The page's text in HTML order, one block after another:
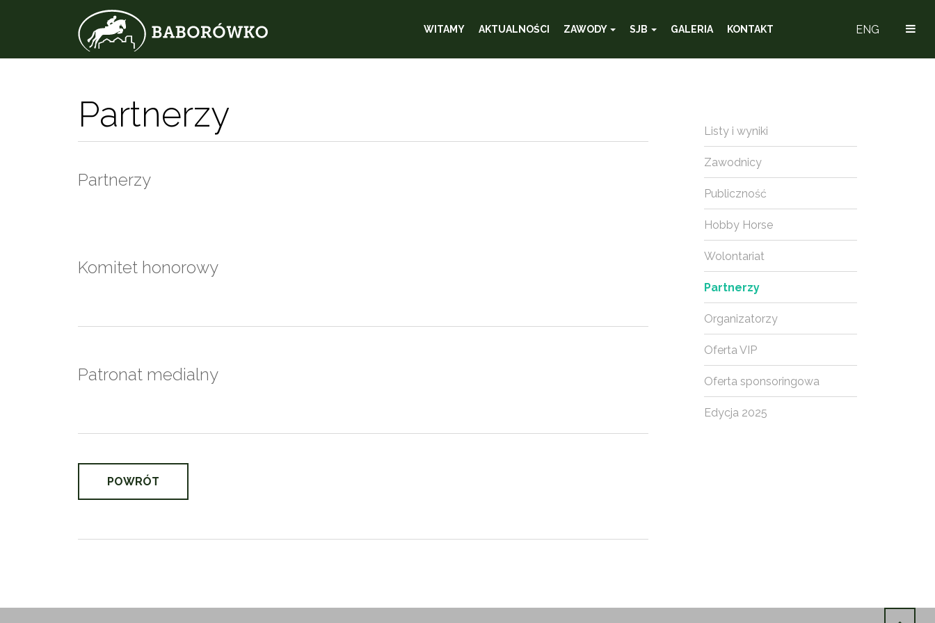
ENG
WITAMY AKTUALNOŚCI ZAWODY SJB GALERIA KONTAKT
Partnerzy
Partnerzy
Komitet honorowy
Patronat medialny
POWRÓT
Listy i wyniki
Zawodnicy
Publiczność
Hobby Horse
Wolontariat
Partnerzy
Organizatorzy
Oferta VIP
Oferta sponsoringowa
Edycja 2025